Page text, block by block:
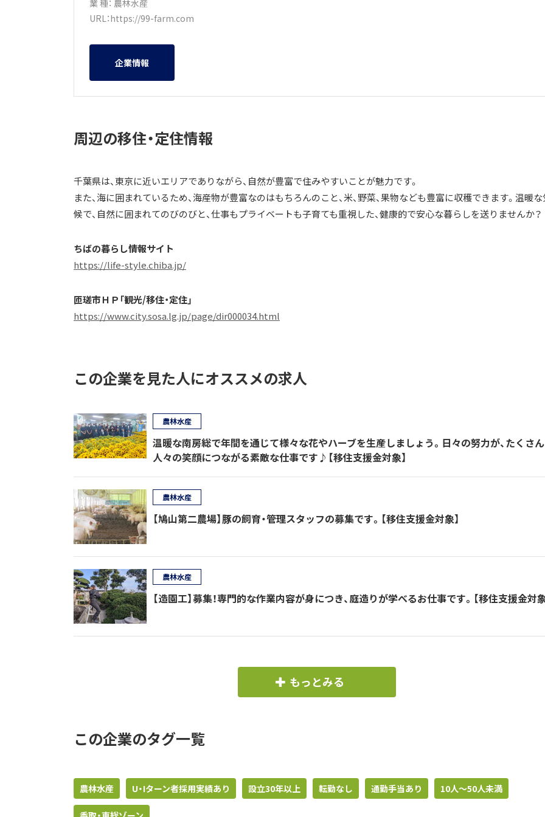
業 種： 農林水産
URL：https://99-farm.com
企業情報
周辺の移住・定住情報
千葉県は、東京に近いエリアでありながら、自然が豊富で住みやすいことが魅力です。
また、海に囲まれているため、海産物が豊富なのはもちろんのこと、米、野菜、果物なども豊富に収穫できます。温暖
候で、自然に囲まれてのびのびと、仕事もプライベートも子育ても重視した、健康的で安心な暮らしを送りませんか？
ちばの暮らし情報サイト
https://life-style.chiba.jp/
匝瑳市ＨＰ「観光/移住・定住」
https://www.city.sosa.lg.jp/page/dir000034.html
この企業を見た人にオススメの求人
温暖な南房総で年間を通じて様々な花やハーブを生産しましょう。日々の努力が、たくさ
人々の笑顔につながる素敵な仕事です♪【移住支援金対象】
農林水産
【鳩山第二農場】豚の飼育・管理スタッフの募集です。【移住支援金対象】
農林水産
【造園工】募集！専門的な作業内容が身につき、庭造りが学べるお仕事です。【移住支援金対
農林水産
もっとみる
この企業のタグ一覧
農林水産 U・Iターン者採用実績あり 設立30年以上 転勤なし 通勤手当あり 10人〜50人未満